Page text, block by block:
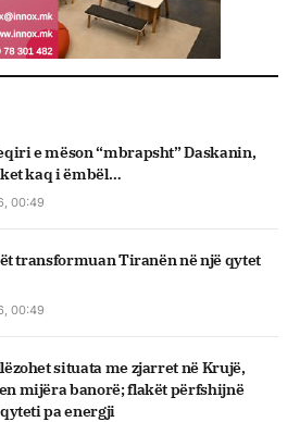
e mëson “mbrapsht” Daskanin,
kaq i ëmbël…
00:49
transformuan Tiranën në një qytet
00:49
situata me zjarret në Krujë,
mijëra banorë; flakët përfshijnë
pa energji